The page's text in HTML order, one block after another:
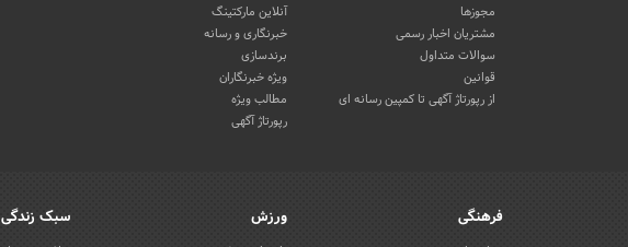
مجوزها
مشتریان اخبار رسمی
سوالات متداول
قوانین
از رپورتاژ آگهی تا کمپین رسانه ای
آنلاین مارکتینگ
خبرنگاری و رسانه
برندسازی
ویژه خبرنگاران
مطالب ویژه
رپورتاژ آگهی
فرهنگی ورزش سبک زندگی